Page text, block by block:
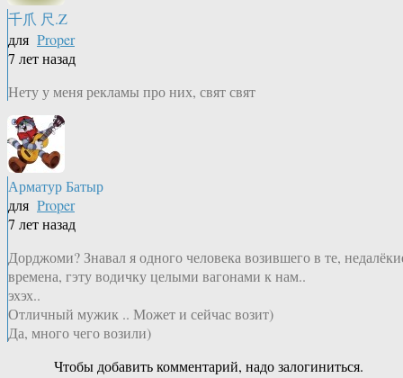
千爪 尺.Z
для Proper
7 лет назад
Нету у меня рекламы про них, свят свят
Арматур Батыр
для Proper
7 лет назад
Дорджоми? Знавал я одного человека возившего в те,
времена, гэту водичку целыми вагонами к нам..
эхэх..
Отличный мужик .. Может и сейчас возит)
Да, много чего возили)
Чтобы добавить комментарий, надо залогиниться.